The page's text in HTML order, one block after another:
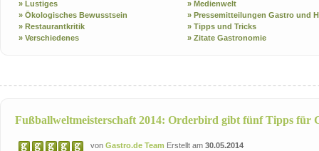
» Lustiges
» Medienwelt
» Ökologisches Bewusstsein
» Pressemitteilungen Gastro und
» Restaurantkritik
» Tipps und Tricks
» Verschiedenes
» Zitate Gastronomie
Fußballweltmeisterschaft 2014: Orderbird gibt fünf Tipps für
von Gastro.de Team Erstellt am 30.05.2014